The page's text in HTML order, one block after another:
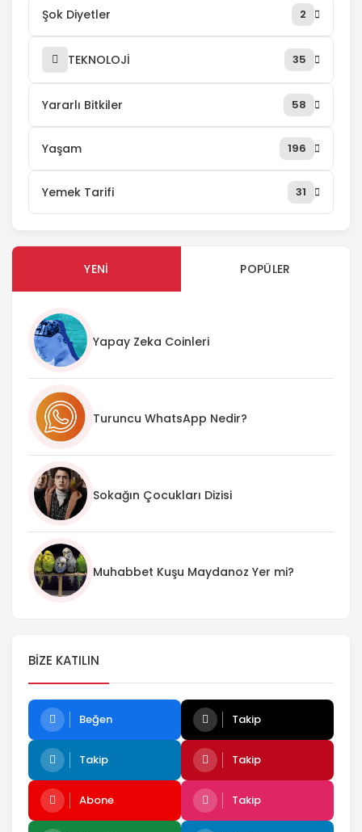
Şok Diyetler 2
TEKNOLOJİ 35
Yararlı Bitkiler 58
Yaşam 196
Yemek Tarifi 31
YENI POPÜLER
Yapay Zeka Coinleri
Turuncu WhatsApp Nedir?
Sokağın Çocukları Dizisi
Muhabbet Kuşu Maydanoz Yer mi?
BIZE KATILIN
Beğen Takip
Takip Takip
Abone Takip